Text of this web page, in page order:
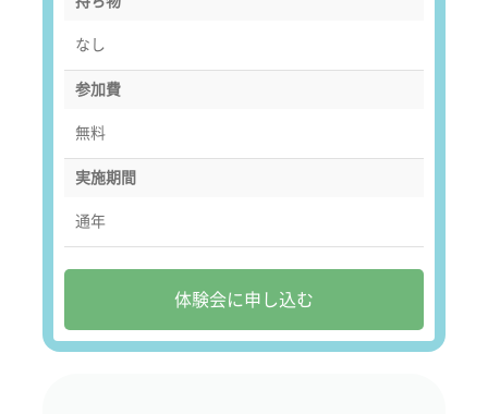
なし
参加費
無料
実施期間
通年
体験会に申し込む